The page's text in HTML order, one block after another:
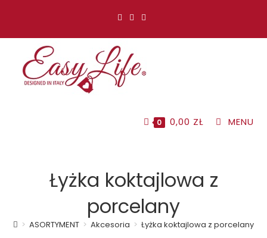
0 0,00 ZŁ MENU
Łyżka koktajlowa z
porcelany
> ASORTYMENT > Akcesoria > Łyżka koktajlowa z porcelany